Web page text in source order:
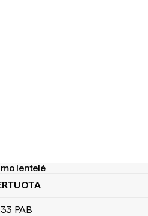
lentelė
lentelė
PAB